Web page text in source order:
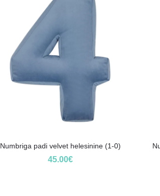
Numbriga padi velvet helesinine (1-0)
45.00€